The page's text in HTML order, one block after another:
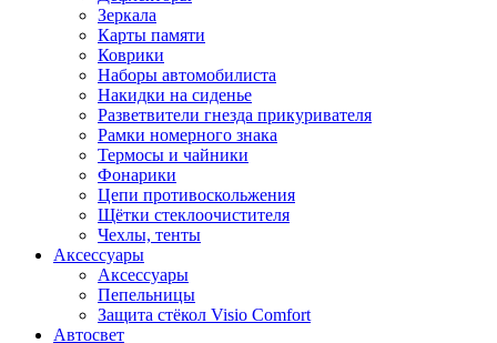
Зеркала
Карты памяти
Коврики
Наборы автомобилиста
Накидки на сиденье
Разветвители гнезда прикуривателя
Рамки номерного знака
Термосы и чайники
Фонарики
Цепи противоскольжения
Щётки стеклоочистителя
Чехлы, тенты
Аксессуары
Аксессуары
Пепельницы
Защита стёкол Visio Comfort
Автосвет